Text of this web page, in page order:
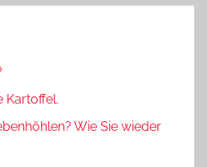
Kartoffel.
Wie Sie wieder